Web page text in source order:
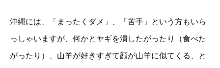
沖縄には、「まったくダメ」、「苦手」という方もいら
っしゃいますが、何かとヤギを潰したがったり（食べた
がったり）、山羊が好きすぎて顔が山羊に似てくる、と